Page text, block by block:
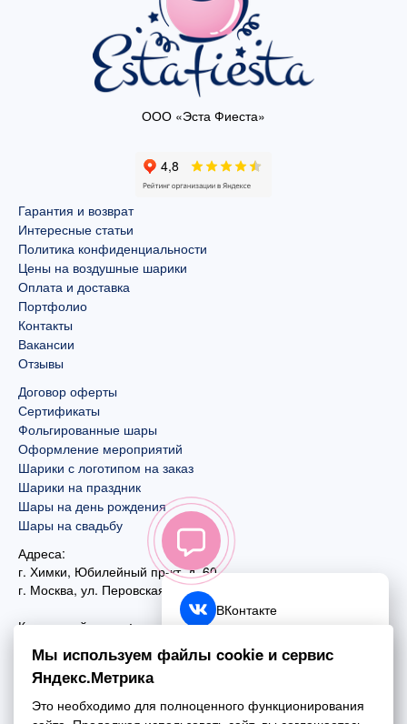
ООО «Эста Фиеста»
Гарантия и возврат
Интересные статьи
Политика конфиденциальности
Цены на воздушные шарики
Оплата и доставка
Портфолио
Контакты
Вакансии
Отзывы
Договор оферты
Сертификаты
Фольгированные шары
Оформление мероприятий
Шарики с логотипом на заказ
Шарики на праздник
Шары на день рождения
Шары на свадьбу
Адреса:
г. Химки, Юбилейный пр-кт, д. 60
г. Москва, ул. Перовская, д. 59
Контактный номер:
+7 (495) 970-44-75
Почта:
mail@esta-fiesta.ru
ВКонтакте
Telegram
Обратный звонок
Мы используем файлы cookie и сервис
Яндекс.Метрика
Это необходимо для полноценного функционирования